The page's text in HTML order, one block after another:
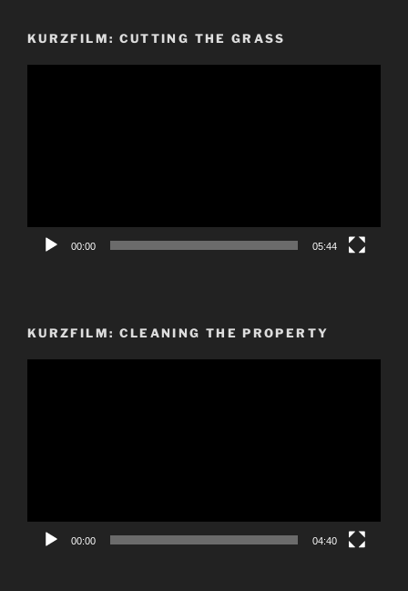
KURZFILM: CUTTING THE GRASS
00:00 05:44
KURZFILM: CLEANING THE PROPERTY
00:00 04:40